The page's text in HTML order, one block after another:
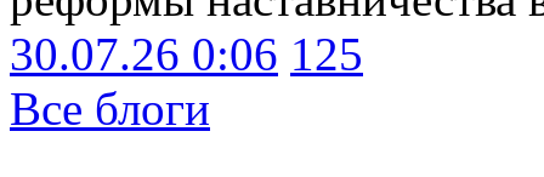
30.07.26 0:06 125
Все блоги